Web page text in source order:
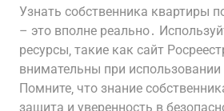
Узнать собственника квартиры
– это вполне реально․
ресурсы‚ такие как сайт
внимательны при использовании
Помните‚ что знание
защита и уверенность в